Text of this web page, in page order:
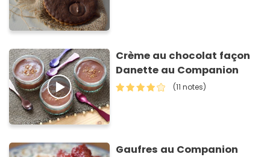
Crème au chocolat façon
Danette au Companion
(11 notes)
Gaufres au Companion